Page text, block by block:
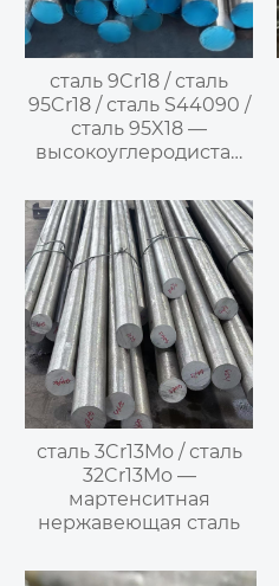
сталь 9Cr18 / сталь
95Cr18 / сталь S44090 /
сталь 95X18 —
высокоуглеродистая
нержавеющая сталь
сталь 3Cr13Mo / сталь
32Cr13Mo —
мартенситная
нержавеющая сталь